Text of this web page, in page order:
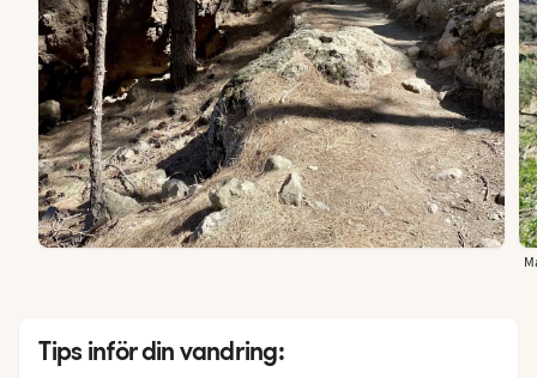
Tips inför din vandring: